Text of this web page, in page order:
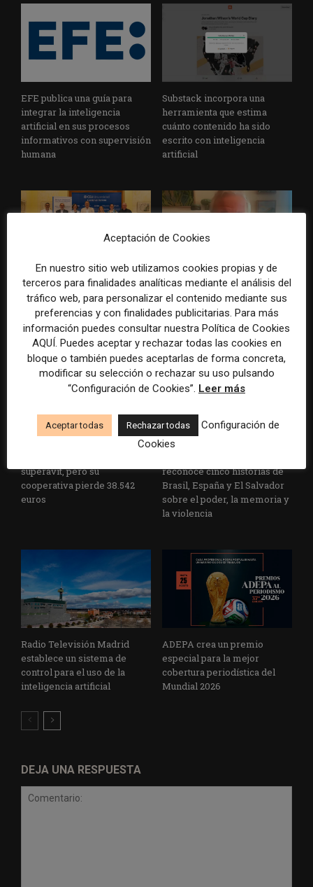
EFE publica una guía para
integrar la inteligencia
artificial en sus procesos
informativos con supervisión
humana
Substack incorpora una
herramienta que estima
cuánto contenido ha sido
escrito con inteligencia
artificial
La Universidad CEU
Cardenal Herrera presenta
un informe con pautas para
informar sobre el suicidio
Paul Krugman alerta del
avance de los
multimillonarios sobre los
medios y las plataformas
superávit, pero su
cooperativa pierde 38.542
euros
reconoce cinco historias de
Brasil, España y El Salvador
sobre el poder, la memoria y
la violencia
Radio Televisión Madrid
establece un sistema de
control para el uso de la
inteligencia artificial
ADEPA crea un premio
especial para la mejor
cobertura periodística del
Mundial 2026
DEJA UNA RESPUESTA
Aceptación de Cookies
En nuestro sitio web utilizamos cookies propias y de
terceros para finalidades analíticas mediante el análisis del
tráfico web, para personalizar el contenido mediante sus
preferencias y con finalidades publicitarias. Para más
información puedes consultar nuestra Política de Cookies
AQUÍ. Puedes aceptar y rechazar todas las cookies en
bloque o también puedes aceptarlas de forma concreta,
modificar su selección o rechazar su uso pulsando
“Configuración de Cookies”. Leer más
Aceptar todas Rechazar todas
Configuración de
Cookies